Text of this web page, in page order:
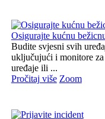
Osigurajte kućnu
Budite svjesni svih
uključujući i monitore
uređaje ili ...
Pročitaj više Zoom